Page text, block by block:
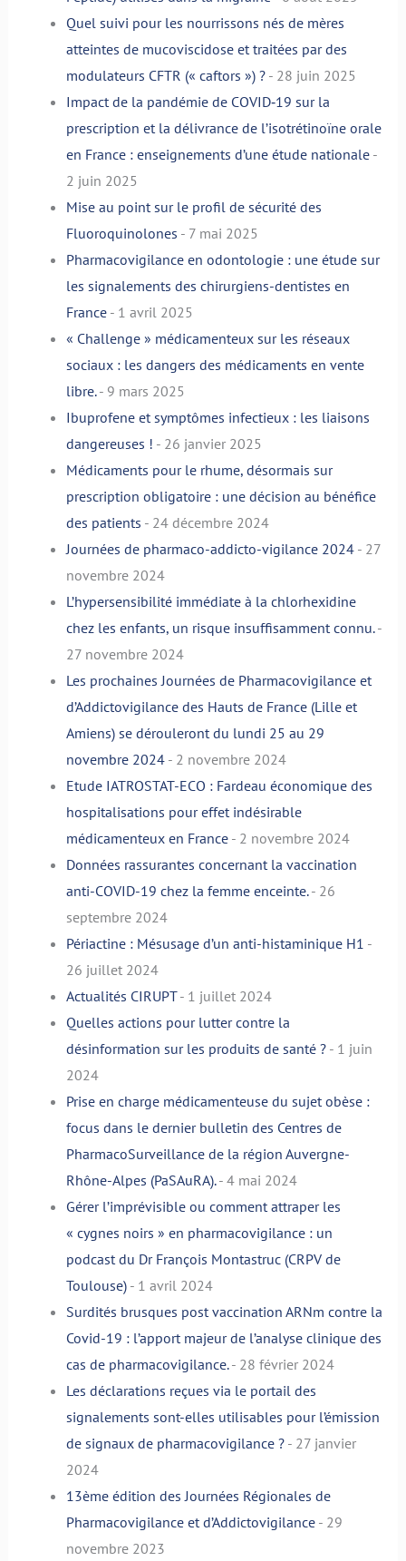
Quel suivi pour les nourrissons nés de mères
atteintes de mucoviscidose et traitées par des
modulateurs CFTR (« caftors ») ?- 28 juin 2025
Impact de la pandémie de COVID‑19 sur la
prescription et la délivrance de l’isotrétinoïne orale
en France : enseignements d’une étude nationale-
2 juin 2025
Mise au point sur le profil de sécurité des
Fluoroquinolones - 7 mai 2025
Pharmacovigilance en odontologie : une étude sur
les signalements des chirurgiens-dentistes en
France- 1 avril 2025
« Challenge » médicamenteux sur les réseaux
sociaux : les dangers des médicaments en vente
libre.- 9 mars 2025
Ibuprofene et symptômes infectieux : les liaisons
dangereuses ! - 26 janvier 2025
Médicaments pour le rhume, désormais sur
prescription obligatoire : une décision au bénéfice
des patients - 24 décembre 2024
Journées de pharmaco-addicto-vigilance 2024- 27
novembre 2024
L’hypersensibilité immédiate à la chlorhexidine
chez les enfants, un risque insuffisamment connu.-
27 novembre 2024
Les prochaines Journées de Pharmacovigilance et
d’Addictovigilance des Hauts de France (Lille et
Amiens) se dérouleront du lundi 25 au 29
novembre 2024- 2 novembre 2024
Etude IATROSTAT-ECO : Fardeau économique des
hospitalisations pour effet indésirable
médicamenteux en France- 2 novembre 2024
Données rassurantes concernant la vaccination
anti-COVID-19 chez la femme enceinte.- 26
septembre 2024
Périactine : Mésusage d’un anti-histaminique H1 -
26 juillet 2024
Actualités CIRUPT- 1 juillet 2024
Quelles actions pour lutter contre la
désinformation sur les produits de santé ?- 1 juin
2024
Prise en charge médicamenteuse du sujet obèse :
focus dans le dernier bulletin des Centres de
PharmacoSurveillance de la région Auvergne-
Rhône-Alpes (PaSAuRA).- 4 mai 2024
Gérer l’imprévisible ou comment attraper les
« cygnes noirs » en pharmacovigilance : un
podcast du Dr François Montastruc (CRPV de
Toulouse)- 1 avril 2024
Surdités brusques post vaccination ARNm contre la
Covid-19 : l’apport majeur de l’analyse clinique des
cas de pharmacovigilance.- 28 février 2024
Les déclarations reçues via le portail des
signalements sont-elles utilisables pour l’émission
de signaux de pharmacovigilance ?- 27 janvier
2024
13ème édition des Journées Régionales de
Pharmacovigilance et d’Addictovigilance- 29
novembre 2023